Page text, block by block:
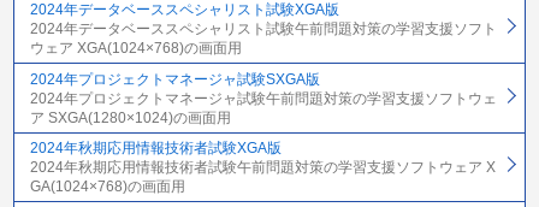
2024年データベーススペシャリスト試験XGA版
2024年データベーススペシャリスト試験午前問題対策の学習支援ソフト
ウェア XGA(1024×768)の画面用
2024年プロジェクトマネージャ試験SXGA版
2024年プロジェクトマネージャ試験午前問題対策の学習支援ソフトウェ
ア SXGA(1280×1024)の画面用
2024年秋期応用情報技術者試験XGA版
2024年秋期応用情報技術者試験午前問題対策の学習支援ソフトウェア X
GA(1024×768)の画面用